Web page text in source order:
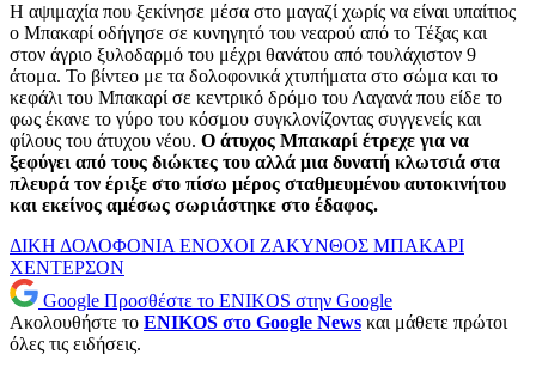
Η αψιμαχία που ξεκίνησε μέσα στο μαγαζί χωρίς να είναι υπαίτιος
ο Μπακαρί οδήγησε σε κυνηγητό του νεαρού από το Τέξας και
στον άγριο ξυλοδαρμό του μέχρι θανάτου από τουλάχιστον 9
άτομα. Το βίντεο με τα δολοφονικά χτυπήματα στο σώμα και το
κεφάλι του Μπακαρί σε κεντρικό δρόμο του Λαγανά που είδε το
φως έκανε το γύρο του κόσμου συγκλονίζοντας συγγενείς και
φίλους του άτυχου νέου. Ο άτυχος Μπακαρί έτρεχε για να
ξεφύγει από τους διώκτες του αλλά μια δυνατή κλωτσιά στα
πλευρά τον έριξε στο πίσω μέρος σταθμευμένου αυτοκινήτου
και εκείνος αμέσως σωριάστηκε στο έδαφος.
ΔΙΚΗ ΔΟΛΟΦΟΝΙΑ ΕΝΟΧΟΙ ΖΑΚΥΝΘΟΣ ΜΠΑΚΑΡΙ
ΧΕΝΤΕΡΣΟΝ
Google Προσθέστε το ENIKOS στην Google
Ακολουθήστε το ENIKOS στο Google News και μάθετε πρώτοι
όλες τις ειδήσεις.